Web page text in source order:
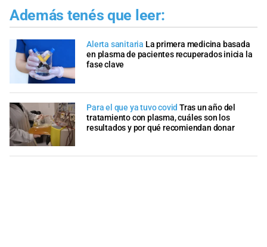
Además tenés que leer:
Alerta sanitaria La primera medicina basada
en plasma de pacientes recuperados inicia la
fase clave
Para el que ya tuvo covid Tras un año del
tratamiento con plasma, cuáles son los
resultados y por qué recomiendan donar